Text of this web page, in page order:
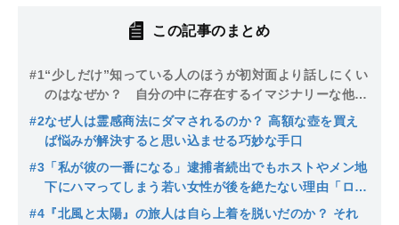
この記事のまとめ
#1“少しだけ”知っている人のほうが初対面より話しにくい
のはなぜか？ 自分の中に存在するイマジナリーな他者
を現実の他人に投影してしまう理由
#2なぜ人は霊感商法にダマされるのか？ 高額な壺を買え
ば悩みが解決すると思い込ませる巧妙な手口
#3 「私が彼の一番になる」逮捕者続出でもホストやメン地
下にハマってしまう若い女性が後を絶たない理由「ロジ
ックが霊感商法と同じで…」
#4 『北風と太陽』の旅人は自ら上着を脱いだのか？ それ